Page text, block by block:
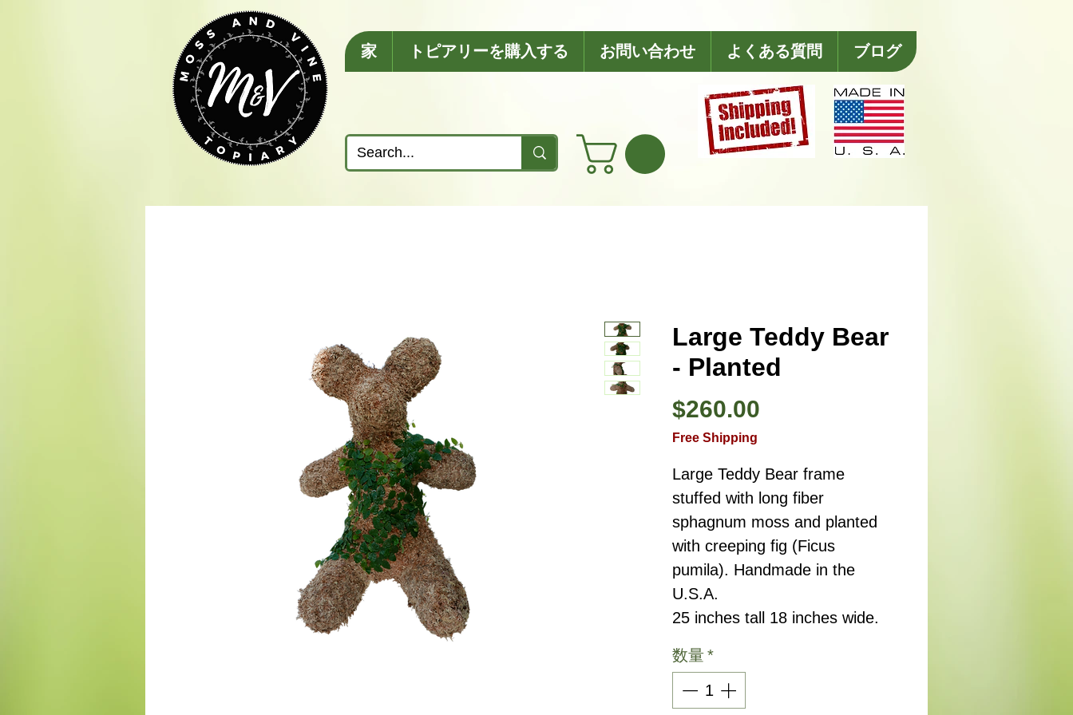
家 トピアリーを購入する お問い合わせ よくある質問 ブログ
Large Teddy Bear
- Planted
$260.00
Free Shipping
Large Teddy Bear frame
stuffed with long fiber
sphagnum moss and planted
with creeping fig (Ficus
pumila). Handmade in the
U.S.A.
25 inches tall 18 inches wide.
数量*